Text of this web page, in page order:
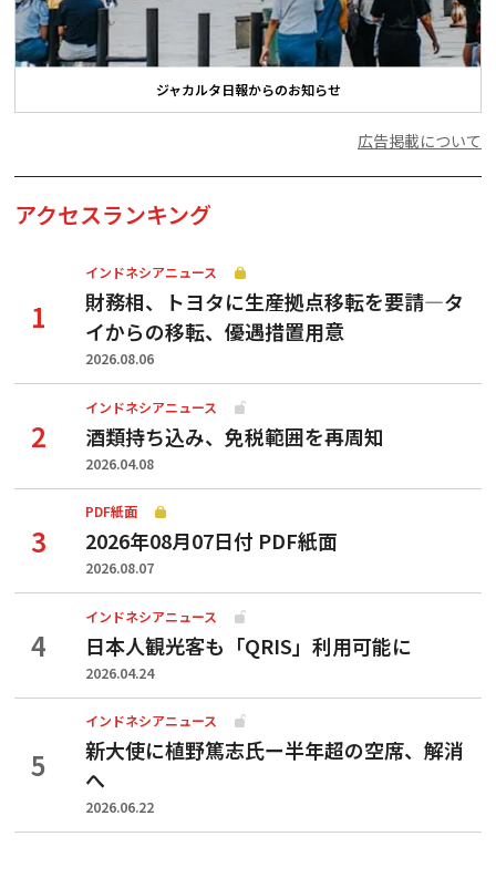
ジャカルタ日報からのお知らせ
広告掲載について
アクセスランキング
インドネシアニュース
財務相、トヨタに生産拠点移転を要請—タ
イからの移転、優遇措置用意
2026.08.06
インドネシアニュース
酒類持ち込み、免税範囲を再周知
2026.04.08
PDF紙面
2026年08月07日付 PDF紙面
2026.08.07
インドネシアニュース
日本人観光客も「QRIS」利用可能に
2026.04.24
インドネシアニュース
新大使に植野篤志氏ー半年超の空席、解消
へ
2026.06.22